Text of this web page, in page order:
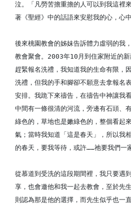
泣。「凡勞苦擔重擔的人可以到我這裡
著《聖經》中的話語來安慰我的心，心
後來桃園教會的姊妹告訴體力虛弱的我
教會聚會。2003年10月到住家附近的
趕緊報名洗禮，我知道我的生命有限，
洗禮，但我的手和腳卻不願意去拿報名
安排。我跪下來禱告，在禱告中神讓我
中間有一條很清的河流，旁邊有石頭、
綠色的，草地也是嫩綠色的，整個看起
氣；當時我知道「這是春天」，所以我
的春天，要我等待，或許……祂要我們一
從慕道到受洗的這段期間裡，我只要遇
享，也會邀他和我一起去教會，至於先
則認為那是他的選擇，而先生似乎也一